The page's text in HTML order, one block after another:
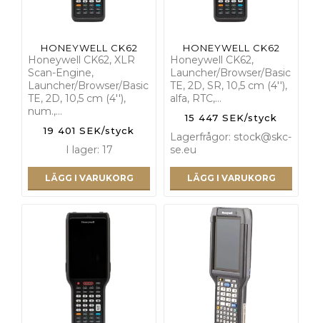
HONEYWELL CK62
Honeywell CK62, XLR
Scan-Engine,
Launcher/Browser/Basic
TE, 2D, 10,5 cm (4''),
num.,…
19 401 SEK/styck
I lager: 17
LÄGG I VARUKORG
HONEYWELL CK62
Honeywell CK62,
Launcher/Browser/Basic
TE, 2D, SR, 10,5 cm (4''),
alfa, RTC,…
15 447 SEK/styck
Lagerfrågor: stock@skc-
se.eu
LÄGG I VARUKORG